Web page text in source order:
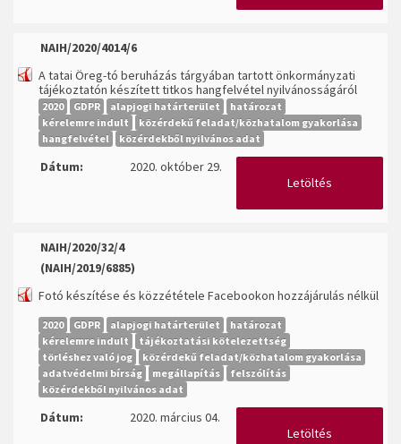
NAIH/2020/4014/6
A tatai Öreg-tó beruházás tárgyában tartott önkormányzati
tájékoztatón készített titkos hangfelvétel nyilvánosságáról
2020 GDPR alapjogi határterület
határozat
kérelemre indult
közérdekű feladat/közhatalom gyakorlása
hangfelvétel
közérdekből nyilvános adat
Dátum:
2020. október 29.
Letöltés
NAIH/2020/32/4
(NAIH/2019/6885)
Fotó készítése és közzététele Facebookon hozzájárulás nélkül
2020 GDPR alapjogi határterület
határozat
kérelemre indult
tájékoztatási kötelezettség
törléshez való jog
közérdekű feladat/közhatalom gyakorlása
adatvédelmi bírság
megállapítás
felszólítás
közérdekből nyilvános adat
Dátum:
2020. március 04.
Letöltés